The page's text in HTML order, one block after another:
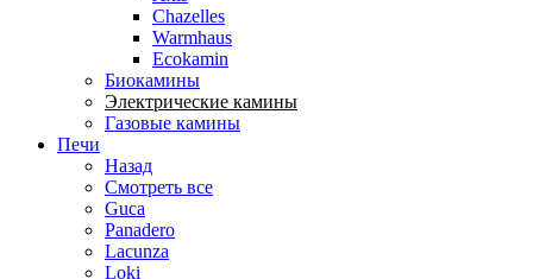
Chazelles
Warmhaus
Ecokamin
Биокамины
Электрические камины
Газовые камины
Печи
Назад
Смотреть все
Guca
Panadero
Lacunza
Loki